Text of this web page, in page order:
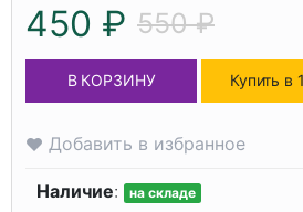
450 ₽ 550 ₽
В КОРЗИНУ Купить в
Добавить в избранное
Наличие: на складе